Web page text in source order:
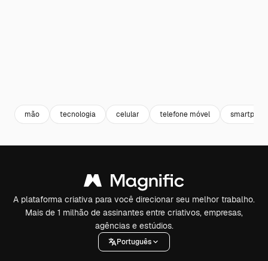
mão tecnologia celular telefone móvel
A plataforma criativa para você direcionar seu melhor trabalho.
Mais de 1 milhão de assinantes entre criativos, empresas,
agências e estúdios.
Português